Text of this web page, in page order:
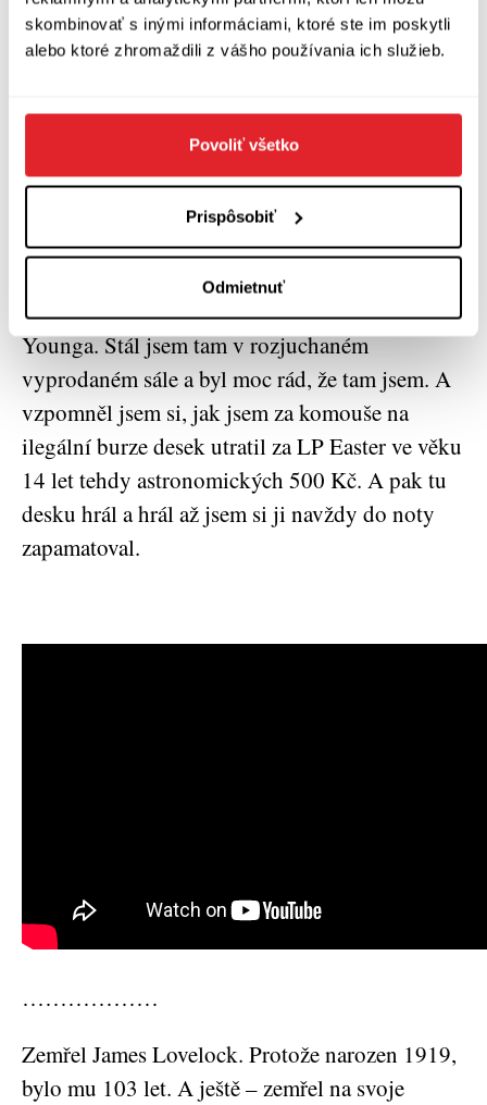
skombinovať s inými informáciami, ktoré ste im poskytli
alebo ktoré zhromaždili z vášho používania ich služieb.
Povoliť všetko
Prispôsobiť
Odmietnuť
byl to koncert skvělý po všech myslitelných
stránkách. Zvukově, pěvecky, vizuálně, lidsky.
Technicky zpívala jako z desek vydaných skoro
před půl stoletím. V kapele hrál na kytaru její
syn. Indiánka Patti běhala po pódiu s
ukrajinskou vlajkou a později vyzývala, ať si u
vlád vynutíme přiměřené reakce na klimatickou
pohromu. Jako bonusy kapela zahrála převzaté
písně od Stooges, Lou Reeda nebo Neila
Younga. Stál jsem tam v rozjuchaném
vyprodaném sále a byl moc rád, že tam jsem. A
vzpomněl jsem si, jak jsem za komouše na
ilegální burze desek utratil za LP Easter ve věku
14 let tehdy astronomických 500 Kč. A pak tu
desku hrál a hrál až jsem si ji navždy do noty
zapamatoval.
………………
Zemřel James Lovelock. Protože narozen 1919,
bylo mu 103 let. A ještě – zemřel na svoje